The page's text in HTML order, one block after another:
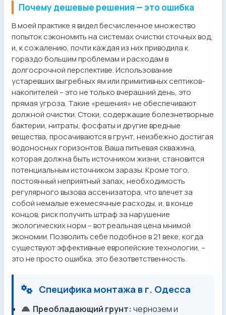
Почему дешевые решения — это ошибка
В моей практике я видел бесчисленное множество
попыток сэкономить на системах очистки сточных вод,
и, к сожалению, почти каждая из них приводила к
гораздо большим проблемам и расходам в
долгосрочной перспективе. Использование
устаревших выгребных ям или примитивных септиков-
накопителей – это не только вчерашний день, это
прямая угроза. Такие «решения» не обеспечивают
должной очистки. Стоки, содержащие болезнетворные
бактерии, нитраты, фосфаты и другие вредные
вещества, просачиваются в грунт, неизбежно достигая
водоносных горизонтов. Ваша питьевая скважина,
которая должна быть источником жизни, становится
потенциальным источником заразы. Кроме того,
постоянный неприятный запах, необходимость
регулярного вызова ассенизатора, что влечет за
собой немалые ежемесячные расходы, и, в конце
концов, риск получить штраф за нарушение
экологических норм – вот реальная цена мнимой
экономии. Позволить себе подобное в 21 веке, когда
существуют эффективные европейские технологии, –
это не просто ошибка, это безответственность.
Специфика монтажа в г. Одесса
Преобладающий грунт: чернозем и